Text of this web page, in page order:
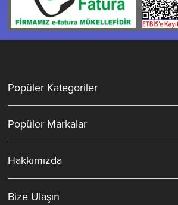
Popüler Kategoriler
Popüler Markalar
Hakkımızda
Bize Ulaşın